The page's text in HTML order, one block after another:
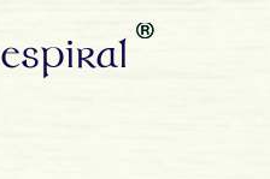
espiral